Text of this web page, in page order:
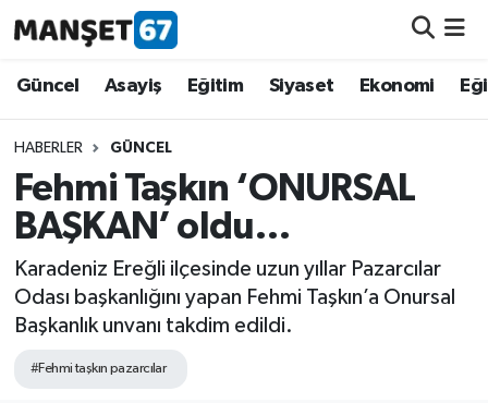
Güncel Asayiş Eğitim Siyaset Ekonomi
HABERLER GÜNCEL
Fehmi Taşkın ‘ONURSAL
BAŞKAN’ oldu…
Karadeniz Ereğli ilçesinde uzun yıllar Pazarcılar
Odası başkanlığını yapan Fehmi Taşkın’a Onursal
Başkanlık unvanı takdim edildi.
#Fehmi taşkın pazarcılar
Güncel
Asayiş
Siyaset
Spor
Eğitim
Ekonomi